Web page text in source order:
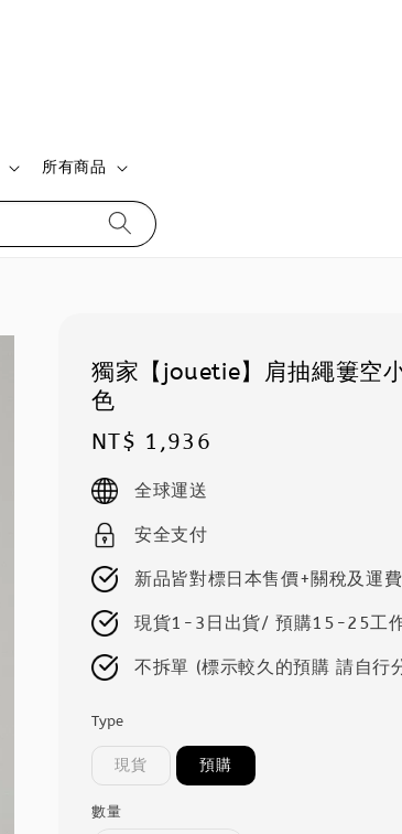
所有商品
獨家【jouetie】肩抽繩簍空
色
Regular
price
NT$ 1,936
全球運送
安全支付
新品皆對標日本售價+關稅及運費
現貨1-3日出貨/ 預購15-25工
不拆單 (標示較久的預購 請自行
Type
現貨 預購
數量